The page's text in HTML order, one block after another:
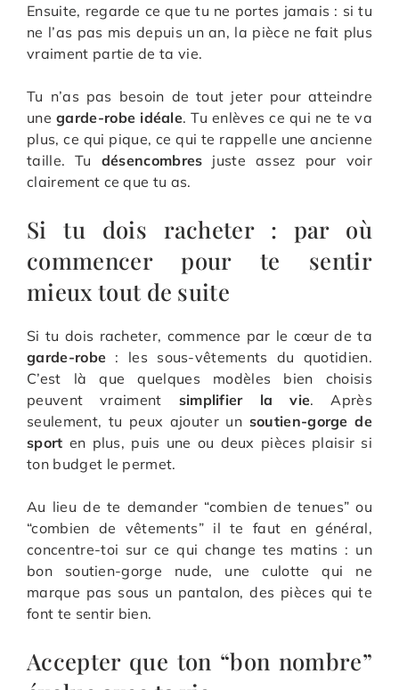
Ensuite, regarde ce que tu ne portes jamais : si tu
ne l’as pas mis depuis un an, la pièce ne fait plus
vraiment partie de ta vie.
Tu n’as pas besoin de tout jeter pour atteindre
une garde-robe idéale. Tu enlèves ce qui ne te va
plus, ce qui pique, ce qui te rappelle une ancienne
taille. Tu désencombres juste assez pour voir
clairement ce que tu as.
Si tu dois racheter : par où
commencer pour te sentir
mieux tout de suite
Si tu dois racheter, commence par le cœur de ta
garde-robe : les sous-vêtements du quotidien.
C’est là que quelques modèles bien choisis
peuvent vraiment simplifier la vie. Après
seulement, tu peux ajouter un soutien-gorge de
sport en plus, puis une ou deux pièces plaisir si
ton budget le permet.
Au lieu de te demander “combien de tenues” ou
“combien de vêtements” il te faut en général,
concentre-toi sur ce qui change tes matins : un
bon soutien-gorge nude, une culotte qui ne
marque pas sous un pantalon, des pièces qui te
font te sentir bien.
Accepter que ton “bon nombre”